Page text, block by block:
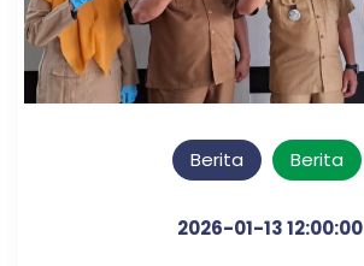
Berita Berita
2026-01-13 12:00:00